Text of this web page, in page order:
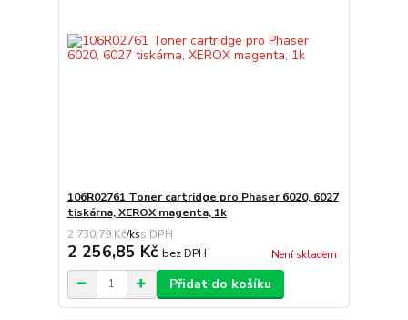
106R02761 Toner cartridge pro Phaser 6020, 6027
tiskárna, XEROX magenta, 1k
2 730,79 Kč/ks
2 256,85 Kč bez DPH Není skladem
Přidat do košíku